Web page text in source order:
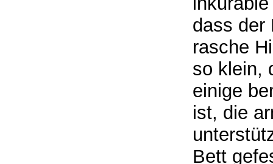
dass der
rasche
so klein,
einige
ist, die
Bett